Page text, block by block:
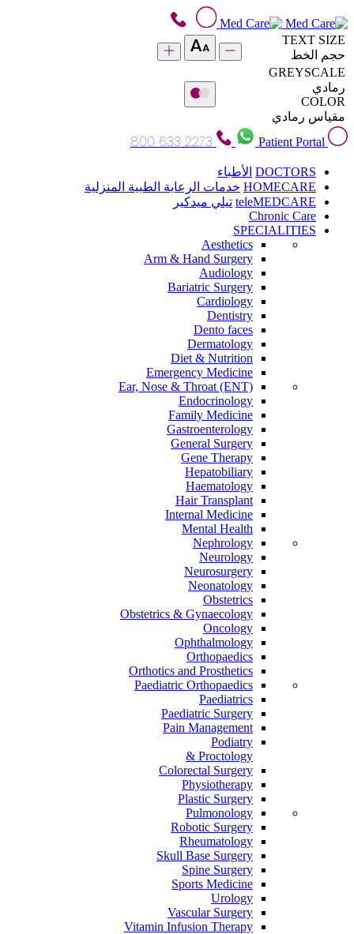
TEXT SIZE
حجم الخط
GREYSCALE
رمادي
COLOR
مقياس رمادي
Patient Portal
800 633 2273
DOCTORS الأطباء
HOMECARE خدمات الرعاية الطبية المنزلية
teleMEDCARE تيلي ميدكير
Chronic Care
SPECIALITIES
Aesthetics
Arm & Hand Surgery
Audiology
Bariatric Surgery
Cardiology
Dentistry
Dento faces
Dermatology
Diet & Nutrition
Emergency Medicine
Ear, Nose & Throat (ENT)
Endocrinology
Family Medicine
Gastroenterology
General Surgery
Gene Therapy
Hepatobiliary
Haematology
Hair Transplant
Internal Medicine
Mental Health
Nephrology
Neurology
Neurosurgery
Neonatology
Obstetrics
Obstetrics & Gynaecology
Oncology
Ophthalmology
Orthopaedics
Orthotics and Prosthetics
Paediatric Orthopaedics
Paediatrics
Paediatric Surgery
Pain Management
Podiatry
Proctology &
Colorectal Surgery
Physiotherapy
Plastic Surgery
Pulmonology
Robotic Surgery
Rheumatology
Skull Base Surgery
Spine Surgery
Sports Medicine
Urology
Vascular Surgery
Vitamin Infusion Therapy